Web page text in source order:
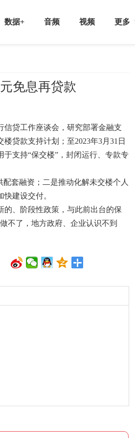
数据+ 音频 视频 更多
免息再贷款
贷工作座谈会，研究部署金融支
贷款支持计划；至2023年3月31日
支持“保交楼”，封闭运行、专款专
套融资；二是推动化解未交楼个人
建设交付。
、阶段性政策，与此前出台的保
不了，地方政府、企业认识不到